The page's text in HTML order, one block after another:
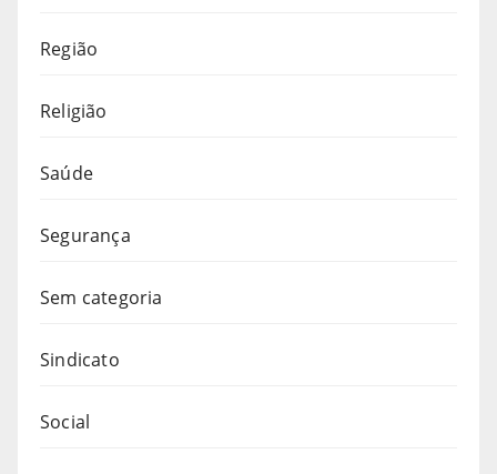
Região
Religião
Saúde
Segurança
Sem categoria
Sindicato
Social